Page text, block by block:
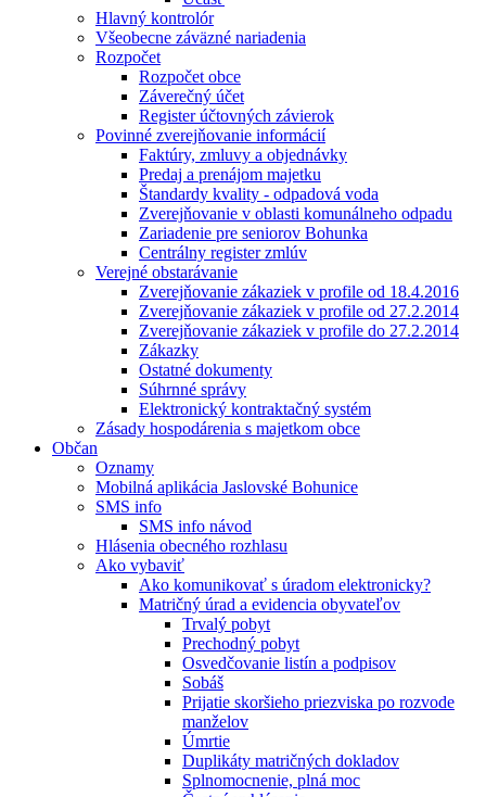
Hlavný kontrolór
Všeobecne záväzné nariadenia
Rozpočet
Rozpočet obce
Záverečný účet
Register účtovných závierok
Povinné zverejňovanie informácií
Faktúry, zmluvy a objednávky
Predaj a prenájom majetku
Štandardy kvality - odpadová voda
Zverejňovanie v oblasti komunálneho odpadu
Zariadenie pre seniorov Bohunka
Centrálny register zmlúv
Verejné obstarávanie
Zverejňovanie zákaziek v profile od 18.4.2016
Zverejňovanie zákaziek v profile od 27.2.2014
Zverejňovanie zákaziek v profile do 27.2.2014
Zákazky
Ostatné dokumenty
Súhrnné správy
Elektronický kontraktačný systém
Zásady hospodárenia s majetkom obce
Občan
Oznamy
Mobilná aplikácia Jaslovské Bohunice
SMS info
SMS info návod
Hlásenia obecného rozhlasu
Ako vybaviť
Ako komunikovať s úradom elektronicky?
Matričný úrad a evidencia obyvateľov
Trvalý pobyt
Prechodný pobyt
Osvedčovanie listín a podpisov
Sobáš
Prijatie skoršieho priezviska po rozvode
manželov
Úmrtie
Duplikáty matričných dokladov
Splnomocnenie, plná moc